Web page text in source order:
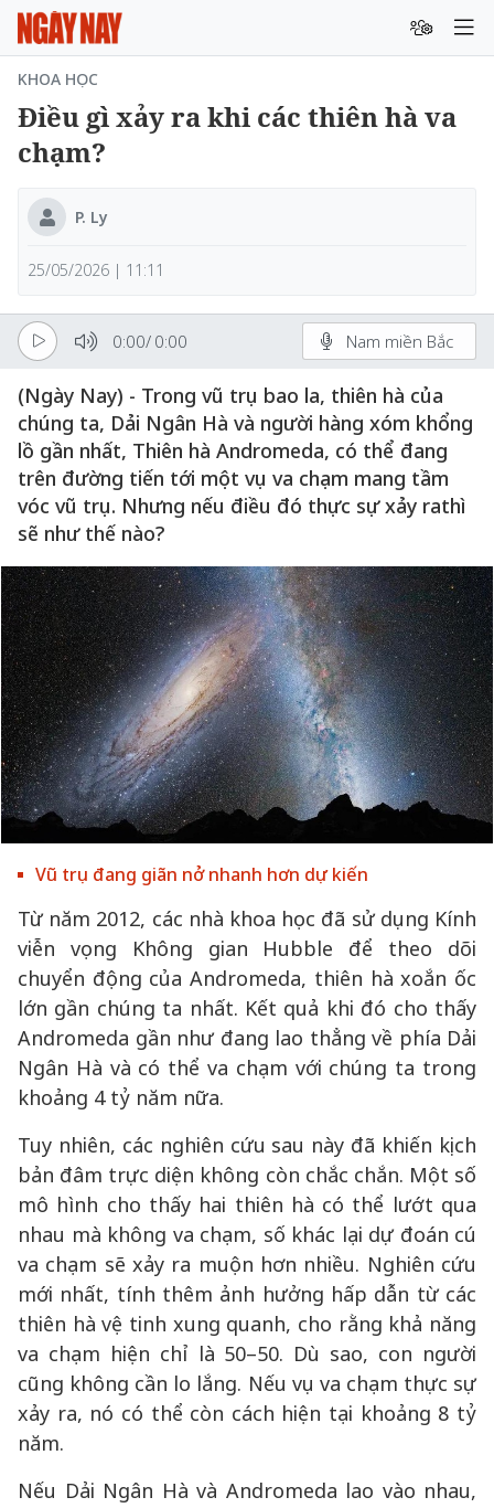
KHOA HỌC
Điều gì xảy ra khi các thiên hà va
chạm?
P. Ly
25/05/2026 | 11:11
0:00/ 0:00 Nam miền Bắc
(Ngày Nay) - Trong vũ trụ bao la, thiên hà của
chúng ta, Dải Ngân Hà và người hàng xóm khổng
lồ gần nhất, Thiên hà Andromeda, có thể đang
trên đường tiến tới một vụ va chạm mang tầm
vóc vũ trụ. Nhưng nếu điều đó thực sự xảy rathì
sẽ như thế nào?
Vũ trụ đang giãn nở nhanh hơn dự kiến
Từ năm 2012, các nhà khoa học đã sử dụng Kính
viễn vọng Không gian Hubble để theo dõi
chuyển động của Andromeda, thiên hà xoắn ốc
lớn gần chúng ta nhất. Kết quả khi đó cho thấy
Andromeda gần như đang lao thẳng về phía Dải
Ngân Hà và có thể va chạm với chúng ta trong
khoảng 4 tỷ năm nữa.
Tuy nhiên, các nghiên cứu sau này đã khiến kịch
bản đâm trực diện không còn chắc chắn. Một số
mô hình cho thấy hai thiên hà có thể lướt qua
nhau mà không va chạm, số khác lại dự đoán cú
va chạm sẽ xảy ra muộn hơn nhiều. Nghiên cứu
mới nhất, tính thêm ảnh hưởng hấp dẫn từ các
thiên hà vệ tinh xung quanh, cho rằng khả năng
va chạm hiện chỉ là 50–50. Dù sao, con người
cũng không cần lo lắng. Nếu vụ va chạm thực sự
xảy ra, nó có thể còn cách hiện tại khoảng 8 tỷ
năm.
Nếu Dải Ngân Hà và Andromeda lao vào nhau,